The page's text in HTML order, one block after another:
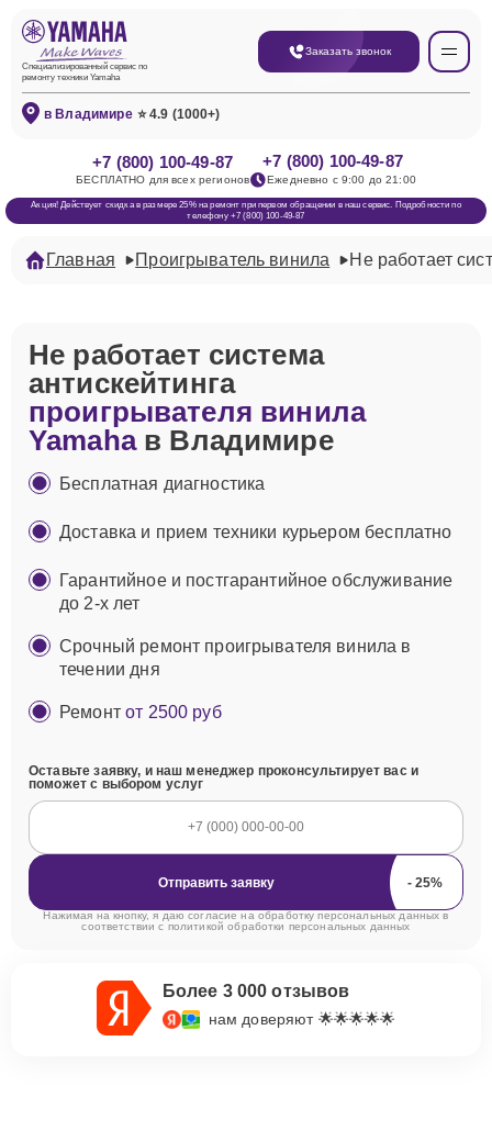
Специализированный сервис по
ремонту техники Yamaha
Заказать звонок
в Владимире ⭐ 4.9 (1000+)
+7 (800) 100-49-87
БЕСПЛАТНО для всех регионов
+7 (800) 100-49-87
Ежедневно с 9:00 до 21:00
Акция! Действует скидка в размере 25% на ремонт при первом обращении в наш сервис. Подробности по
телефону +7 (800) 100-49-87
Главная Проигрыватель винила Не работает
Не работает система
антискейтинга
проигрывателя винила
Yamahaв Владимире
Бесплатная диагностика
Доставка и прием техники курьером бесплатно
Гарантийное и постгарантийное обслуживание
до 2-х лет
Срочный ремонт проигрывателя винила в
течении дня
Ремонтот 2500 руб
Оставьте заявку, и наш менеджер проконсультирует вас и
поможет с выбором услуг
Отправить заявку
Нажимая на кнопку, я даю согласие на обработку персональных данных в
соответствии с политикой обработки персональных данных
Более 3 000 отзывов
нам доверяют 🌟🌟🌟🌟🌟